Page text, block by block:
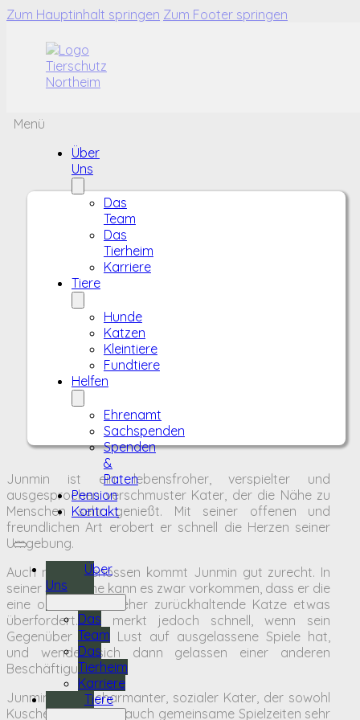
Zum Hauptinhalt springen Zum Footer springen
Menü
Über
Uns
Das
Team
Das
Tierheim
Karriere
Tiere
Hunde
Katzen
Kleintiere
Fundtiere
Helfen
Ehrenamt
Sachspenden
Spenden
&
Paten
Pension
Kontakt
Über
Uns
Das
Team
Das
Tierheim
Karriere
Tiere
Junmin ist ein lebensfroher, verspielter und
ausgesprochen verschmuster Kater, der die Nähe zu
Menschen sehr genießt. Mit seiner offenen und
freundlichen Art erobert er schnell die Herzen seiner
Umgebung.
Auch mit Artgenossen kommt Junmin gut zurecht. In
seiner Spiellaune kann es zwar vorkommen, dass er die
eine oder andere eher zurückhaltende Katze etwas
überfordert. Er merkt jedoch schnell, wenn sein
Gegenüber keine Lust auf ausgelassene Spiele hat,
und wendet sich dann gelassen einer anderen
Beschäftigung zu.
Junmin ist ein charmanter, sozialer Kater, der sowohl
Kuschelstunden als auch gemeinsame Spielzeiten sehr